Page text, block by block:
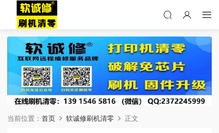
当前位置： 首页 软诚修刷机清零 正文